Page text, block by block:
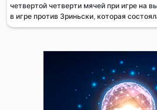
четвертой четверти мячей при игре на
в игре против Зриньски, которая